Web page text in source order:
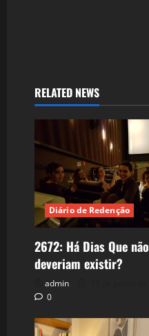
RELATED NEWS
Diário de Redenção
2672: Há Dias Que não
deveriam existir?
admin
0